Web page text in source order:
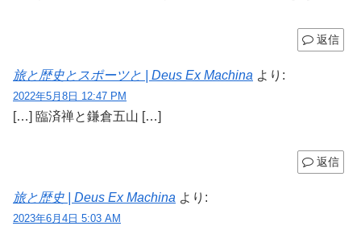
返信
旅と歴史とスポーツと | Deus Ex Machina より:
2022年5月8日 12:47 PM
[…] 臨済禅と鎌倉五山 […]
返信
旅と歴史 | Deus Ex Machina より:
2023年6月4日 5:03 AM